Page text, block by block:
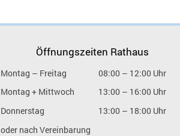
Öffnungszeiten Rathaus
Montag – Freitag
08:00 – 12:00 Uhr
Montag + Mittwoch
13:00 – 16:00 Uhr
Donnerstag
13:00 – 18:00 Uhr
oder nach Vereinbarung